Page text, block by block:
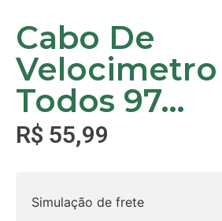
Cabo De
Velocimetro
Todos 97…
R$ 55,99
Simulação de frete